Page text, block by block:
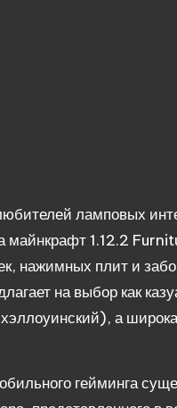
ламповых
майнкрафт 1.12.2
нажимных плит и
на выбор как
хэллоуинский), а
гейминга